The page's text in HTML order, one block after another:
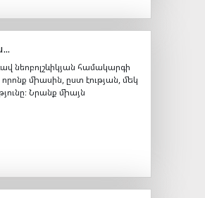
նեոբոլշևիկյան համակարգի
միասին, ըստ էության, մեկ
Նրանք միայն